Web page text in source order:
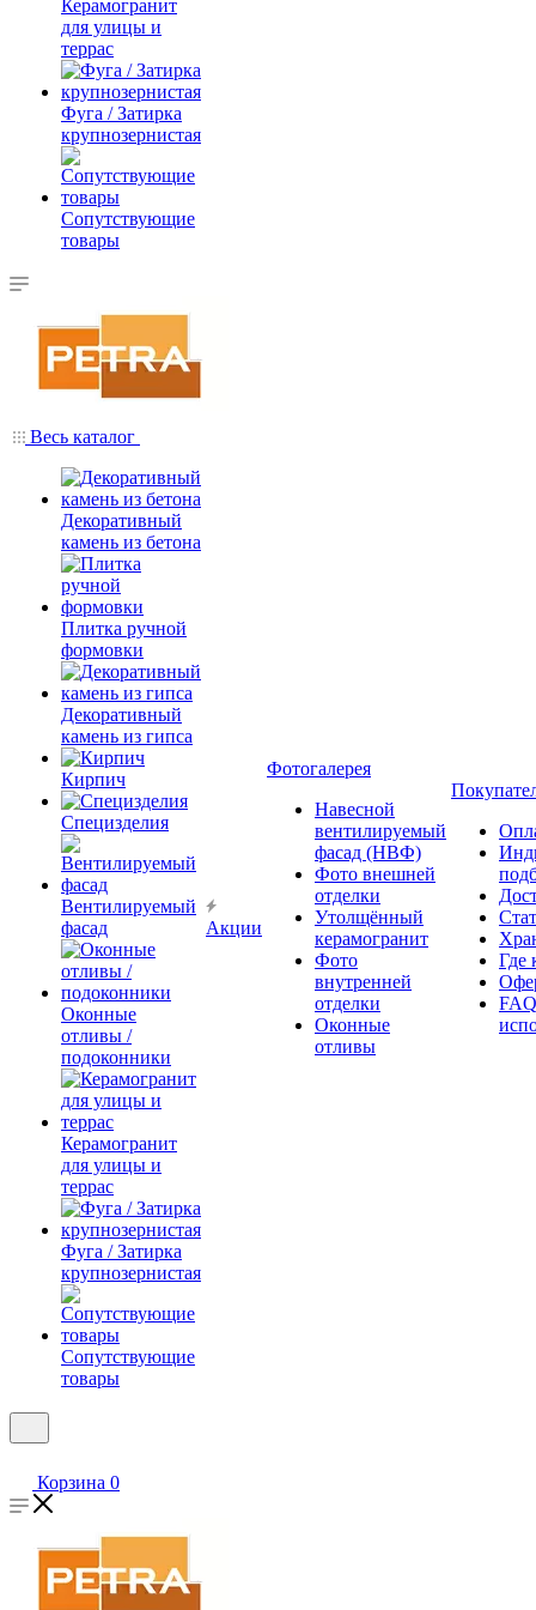
Керамогранит
для улицы и
террас
Фуга / Затирка
крупнозернистая
Сопутствующие
товары
Весь каталог
Декоративный
камень из бетона
Плитка ручной
формовки
Декоративный
камень из гипса
Кирпич
Специзделия
Вентилируемый
фасад
Оконные
отливы /
подоконники
Керамогранит
для улицы и
террас
Фуга / Затирка
крупнозернистая
Сопутствующие
товары
Акции
Фотогалерея
Навесной
вентилируемый
фасад (НВФ)
Фото внешней
отделки
Утолщённый
керамогранит
Фото
внутренней
отделки
Оконные
отливы
Где
Корзина 0